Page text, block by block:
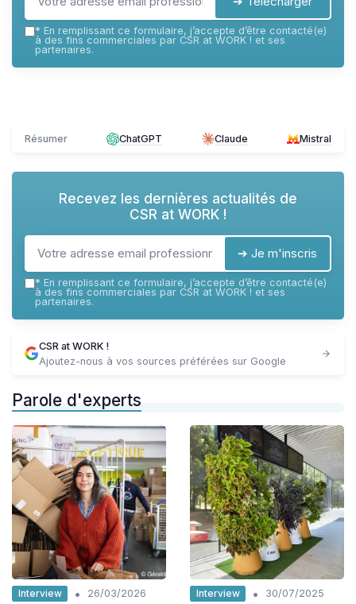
* En remplissant ce formulaire, j’accepte d’être contacté(e)
à des fins commerciales par CSR at WORK ! et ses
partenaires.
Résumer ChatGPT Claude Mistral
Recevez les dernières actualités de
CSR at WORK !
➔ Je m'inscris
* En remplissant ce formulaire, j’accepte d’être contacté(e)
à des fins commerciales par CSR at WORK ! et ses
partenaires.
CSR at WORK !
Ajoutez-nous à vos sources préférées sur Google
Parole d'experts
Interview •
26/03/2026
Interview •
30/07/2025